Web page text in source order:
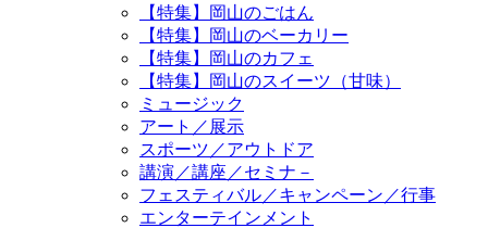
【特集】岡山のごはん
【特集】岡山のベーカリー
【特集】岡山のカフェ
【特集】岡山のスイーツ（甘味）
ミュージック
アート／展示
スポーツ／アウトドア
講演／講座／セミナ－
フェスティバル／キャンペーン／行事
エンターテインメント